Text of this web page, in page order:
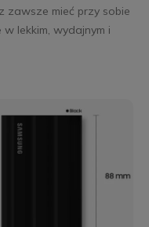
zawsze mieć przy sobie
lekkim, wydajnym i